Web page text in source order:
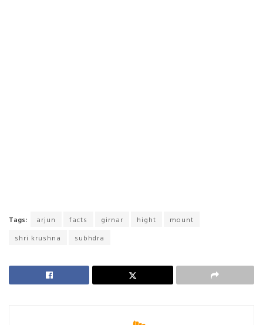
Tags: arjun facts girnar hight
mount
shri krushna
subhdra